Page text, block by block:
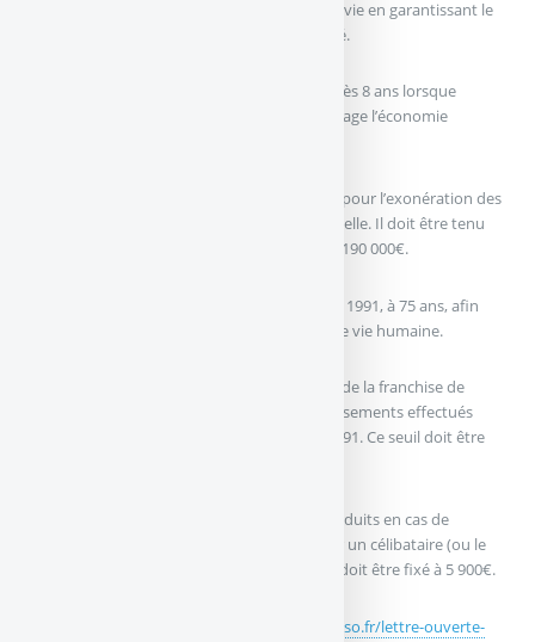
La stabilité des règles fiscales de l’assurance vie en garantissant le
principe constitutionnel de non rétroactivité.
La suppression du prélèvement de 7,5% après 8 ans lorsque
l’assurance vie rémunère le risque et encourage l’économie
L’actualisation de l’abattement de 152 500€ pour l’exonération des
droits de succession et son indexation annuelle. Il doit être tenu
compte de 15 ans d’érosion monétaire, soit 190 000€.
Le relèvement de la barre de 70 ans fixée en 1991, à 75 ans, afin
tenir compte de l’allongement de la durée de vie humaine.
La revalorisation, avec indexation annuelle, de la franchise de
droits de succession de 30 500€ pour les versements effectués
après les 70 ans du souscripteur, fixée en 1991. Ce seuil doit être
La revalorisation de l’abattement sur les produits en cas de
[a[rachat]a] après 8 ans à savoir 4 600€ pour un célibataire (ou le
double pour un couple) qui date de 1997. Il doit être fixé à 5 900€.
https://www.afer.asso.fr/lettre-ouverte-